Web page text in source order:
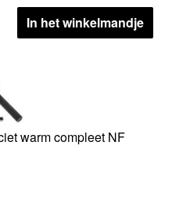
In het winkelmandje
warm compleet NF